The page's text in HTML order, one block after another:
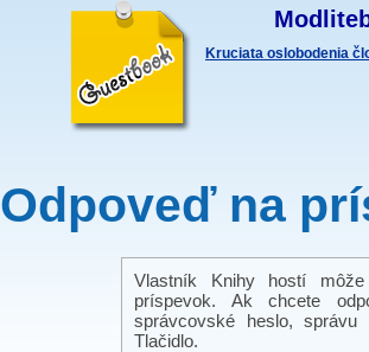
Kruciata oslobodenia
Odpoveď na
Vlastník Knihy hostí
príspevok. Ak chcete
správcovské heslo,
Tlačidlo.